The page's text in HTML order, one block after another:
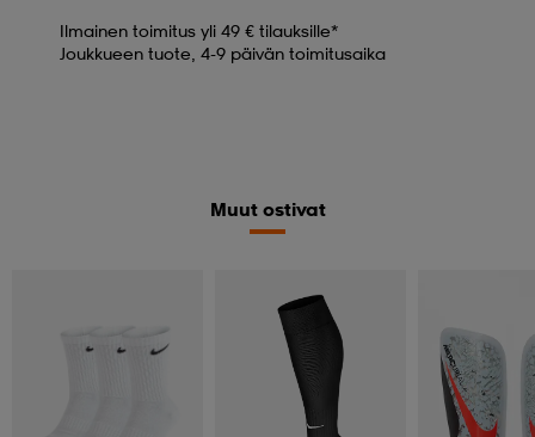
Ilmainen toimitus yli 49 € tilauksille*
Joukkueen tuote, 4-9 päivän toimitusaika
Muut ostivat